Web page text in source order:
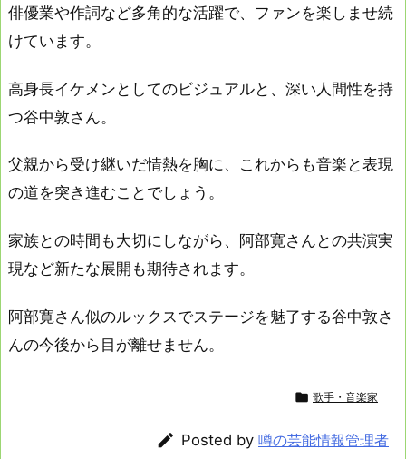
俳優業や作詞など多角的な活躍で、ファンを楽しませ続
けています。
高身長イケメンとしてのビジュアルと、深い人間性を持
つ谷中敦さん。
父親から受け継いだ情熱を胸に、これからも音楽と表現
の道を突き進むことでしょう。
家族との時間も大切にしながら、阿部寛さんとの共演実
現など新たな展開も期待されます。
阿部寛さん似のルックスでステージを魅了する谷中敦さ
んの今後から目が離せません。
 歌手・音楽家
 Posted by 噂の芸能情報管理者